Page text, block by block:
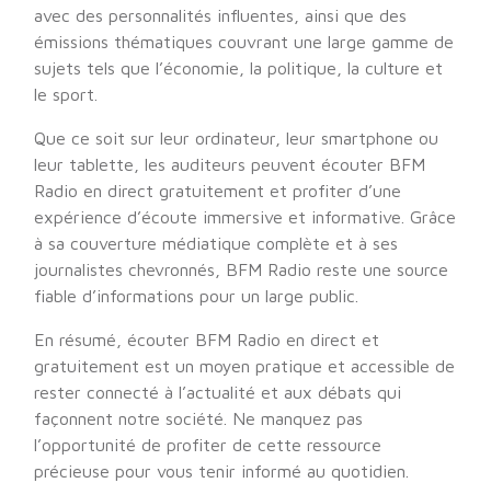
avec des personnalités influentes, ainsi que des
émissions thématiques couvrant une large gamme de
sujets tels que l’économie, la politique, la culture et
le sport.
Que ce soit sur leur ordinateur, leur smartphone ou
leur tablette, les auditeurs peuvent écouter BFM
Radio en direct gratuitement et profiter d’une
expérience d’écoute immersive et informative. Grâce
à sa couverture médiatique complète et à ses
journalistes chevronnés, BFM Radio reste une source
fiable d’informations pour un large public.
En résumé, écouter BFM Radio en direct et
gratuitement est un moyen pratique et accessible de
rester connecté à l’actualité et aux débats qui
façonnent notre société. Ne manquez pas
l’opportunité de profiter de cette ressource
précieuse pour vous tenir informé au quotidien.